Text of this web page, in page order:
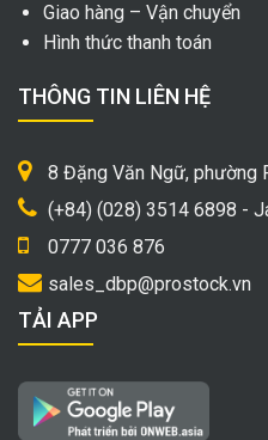
Giao hàng – Vận chuyển
Hình thức thanh toán
THÔNG TIN LIÊN HỆ
8 Đặng Văn Ngữ, phường
(+84) (028) 3514 6898 -
0777 036 876
sales_dbp@prostock.vn
TẢI APP